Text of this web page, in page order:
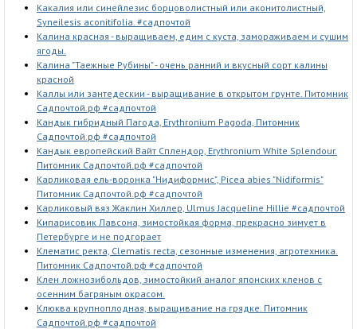
Какалия или синейлезис борцоволистный или аконитолистный,
Syneilesis aconitifolia. #садпочтой
Калина красная - выращиваем, едим с куста, замораживаем и сушим
ягоды.
Калина "Таежные Рубины" - очень ранний и вкусный сорт калины
красной
Каллы или зантедескии - выращивание в открытом грунте. Питомник
Садпочтой.рф #садпочтой
Кандык гибридный Пагода, Erythronium Pagoda, Питомник
Садпочтой.рф #садпочтой
Кандык европейский Вайт Сплендор, Еrythronium White Splendour.
Питомник Садпочтой.рф #садпочтой
Карликовая ель-воронка "Нидиформис", Picea abies "Nidiformis"
Питомник Садпочтой.рф #садпочтой
Карликовый вяз Жаклин Хиллер, Ulmus Jacqueline Hillie #садпочтой
Кипарисовик Лавсона, зимостойкая форма, прекрасно зимует в
Петербурге и не подгорает
Клематис ректа, Clematis recta, сезонные изменения, агротехника.
Питомник Садпочтой.рф #садпочтой
Клен ложнозибольдов, зимостойкий аналог японских кленов с
осенним багряным окрасом.
Клюква крупноплодная, выращивание на грядке. Питомник
Садпочтой.рф #садпочтой